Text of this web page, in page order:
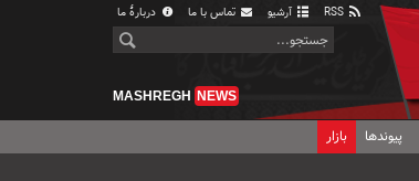
آرشیو تماس با ما دربارهٔ ما
MASHREGH NEWS
پیوندها بازار